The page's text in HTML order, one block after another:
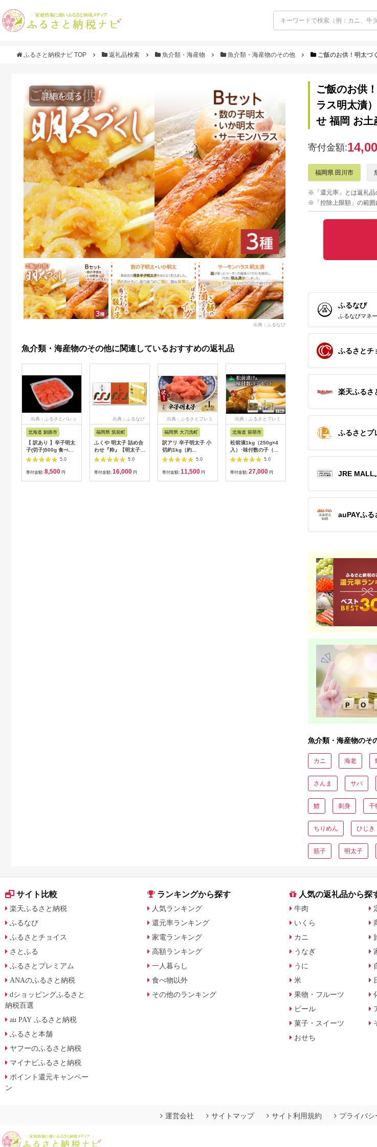
ふるさと納税ナビ TOP 返礼品検索 魚介類・海産物 魚介類・海産物のその他 ご飯のお供！明太づくしBセット
詳細を見る
出典：ふるなび
魚介類・海産物のその他に関連しているおすすめの返礼品
出典：ふるさとパレッ
北海道 釧路市
【 訳あり 】辛子明太
子(切子)500g 食べ比
べ タラコ 明太 たらこ
海鮮 おかず ご飯のお
供 規格外 家庭用 切子
5.0
寄付金額: 8,500 円
出典：ふるなび
福岡県 筑前町
ふくや 明太子 詰め合
わせ『粋』【明太子
めんたいこ ふくや 魚
介類 家庭用 お取り寄
せグルメ ご飯のお供
5.0
寄付金額: 16,000 円
出典：ふるさとプレミ
福岡県 大刀洗町
訳アリ 辛子明太子 小
切約1kg（約
100g×10p） 魚卵 つ
まみ 酒のあて 肴 ご飯
のお供 おかず おにぎ
5.0
寄付金額: 11,500 円
出典：ふるさとプレミ
北海道 留萌市
松前漬1kg（250g×4
入）･味付数の子（波
涛）540g（180g×3
入） お正月 人気
魚卵 高級 ごはんの
5.0
寄付金額: 27,000 円
宮城県 石巻市
めし
8,000
北
（
の
おつまみ
ズ
寄付
ご飯のお供
ラス明太漬
せ 福岡 お土
寄付金額:
福岡県 田川市
※「還元率」とは返礼品
※「控除上限額」の範囲
ふるなび
ふるなびマネ
ふるさとチ
楽天ふるさ
ふるさとプ
JRE MALL
auPAYふる
魚介類・海産物のそ
カニ 海老
さんま サバ
鱧 刺身 干
ちりめん ひじき
筋子 明太子
サイト比較
楽天ふるさと納税
ふるなび
ふるさとチョイス
さとふる
ふるさとプレミアム
ANAのふるさと納税
dショッピングふるさと
納税百選
au PAY ふるさと納税
ふるさと本舗
ヤフーのふるさと納税
マイナビふるさと納税
ポイント還元キャンペー
ン
ランキングから探す
人気ランキング
還元率ランキング
家電ランキング
高額ランキング
一人暮らし
食べ物以外
その他のランキング
人気の返礼品から探
牛肉
いくら
カニ
うなぎ
うに
米
果物・フルーツ
ビール
菓子・スイーツ
おせち
運営会社 サイトマップ サイト利用規約 プライバシ